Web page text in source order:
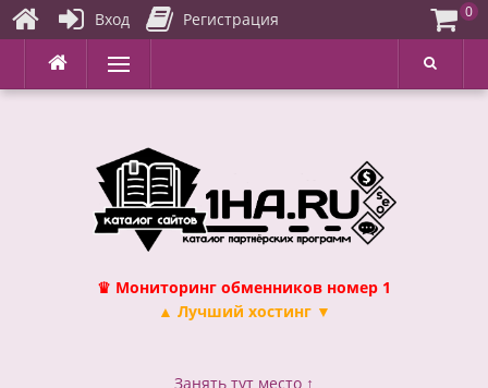
Перейти
содержимому
Меню
♛ Мониторинг обменников номер 1
▲ Лучший хостинг ▼
Занять тут место ↑
Вход Регистрация 0